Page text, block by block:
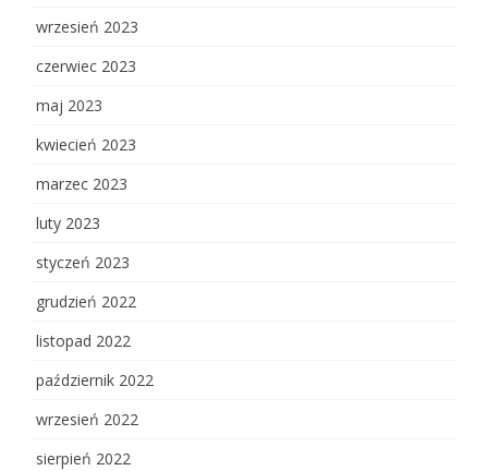
wrzesień 2023
czerwiec 2023
maj 2023
kwiecień 2023
marzec 2023
luty 2023
styczeń 2023
grudzień 2022
listopad 2022
październik 2022
wrzesień 2022
sierpień 2022